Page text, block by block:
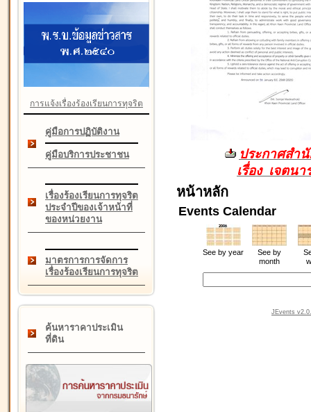
การแจ้งเรื่องร้องเรียนการทุจริต
คู่มือการปฏิบัติงาน
คู่มือบริการประชาชน
เรื่องร้องเรียนการทุจริต
ประจำปีของเจ้าหน้าที่
ของหน่วยงาน
มาตรการการจัดการ
เรื่องร้องเรียนการทุจริต
ค้นหาราคาประเมิน
ที่ดิน
ประกาศสำ
เรื่อง เจตน
หน้าหลัก
Events Calendar
See by year
See by
month
JEvents